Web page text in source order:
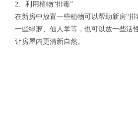
2、利用植物“排毒”
在新房中放置一些植物可以帮助新房“
一些绿萝、仙人掌等，也可以放一些活
让房屋内更清新自然。